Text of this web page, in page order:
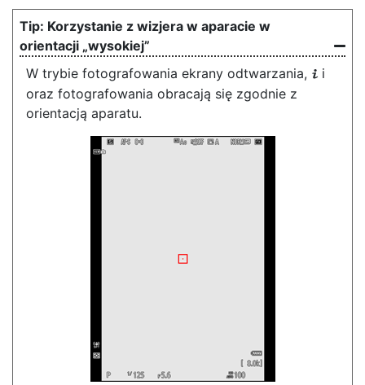
Korzystanie z wizjera w aparacie w
orientacji „wysokiej”
W trybie fotografowania ekrany odtwarzania, i i
oraz fotografowania obracają się zgodnie z
orientacją aparatu.